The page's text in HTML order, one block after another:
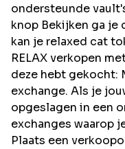
ondersteunde
knop Bekijken ga je
kan je relaxed cat
RELAX verkopen
deze hebt gekocht:
exchange. Als je
opgeslagen in een
exchanges waarop
Plaats een